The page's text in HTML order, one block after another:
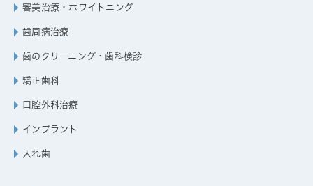
審美治療・ホワイトニング
歯周病治療
歯のクリーニング・歯科検診
矯正歯科
口腔外科治療
インプラント
入れ歯